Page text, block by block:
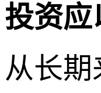
投资应
从长